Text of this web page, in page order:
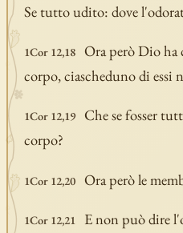
Se tutto udito: dove
1Cor 12,18
Ora però Dio ha
corpo, ciascheduno di essi
1Cor 12,19
Che se fosser
corpo?
1Cor 12,20 Ora però le
1Cor 12,21
E non può dire